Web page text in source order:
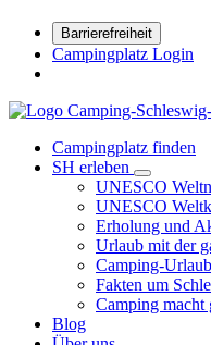
Barrierefreiheit
Campingplatz Login
Campingplatz finden
SH erleben
UNESCO
UNESCO
Erholung und
Urlaub mit der
Camping-
Fakten um
Camping macht
Blog